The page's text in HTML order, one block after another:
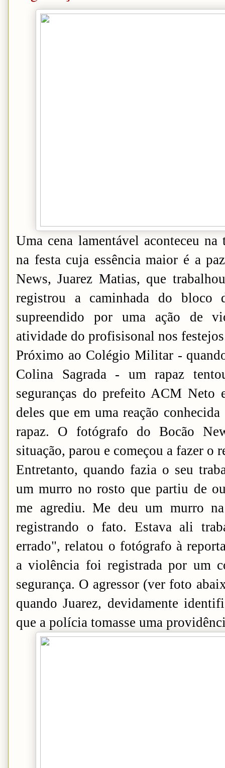
Uma cena lamentável aconteceu
na festa cuja essência maior é a
News, Juarez Matias, que
registrou a caminhada do
supreendido por uma ação de
atividade do profisisonal nos
Próximo ao Colégio Militar -
Colina Sagrada - um rapaz
seguranças do prefeito ACM
deles que em uma reação
rapaz. O fotógrafo do Bocão
situação, parou e começou a fazer o
Entretanto, quando fazia o seu
um murro no rosto que partiu de
me agrediu. Me deu um murro
registrando o fato. Estava ali
errado", relatou o fotógrafo à
a violência foi registrada por um
segurança. O agressor (ver foto
quando Juarez, devidamente
que a polícia tomasse uma